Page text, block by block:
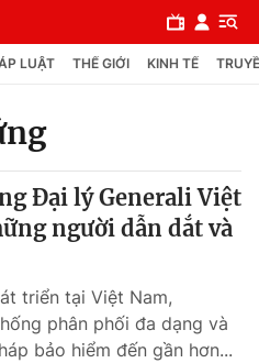
LUẬT THẾ GIỚI KINH TẾ
Đại lý Generali Việt
người dẫn dắt và
triển tại Việt Nam,
phân phối đa dạng và
bảo hiểm đến gần hơn...